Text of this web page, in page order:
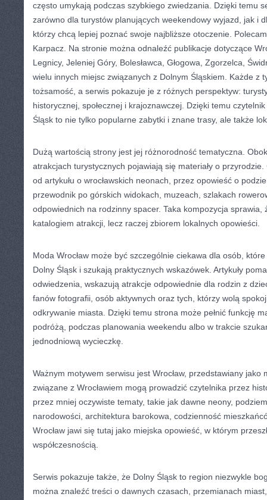
często umykają podczas szybkiego zwiedzania. Dzięki temu
zarówno dla turystów planujących weekendowy wyjazd, jak i
którzy chcą lepiej poznać swoje najbliższe otoczenie.
Karpacz. Na stronie można odnaleźć publikacje dotyczące
Legnicy, Jeleniej Góry, Bolesławca, Głogowa, Zgorzelca,
wielu innych miejsc związanych z Dolnym Śląskiem. Każde z
tożsamość, a serwis pokazuje je z różnych perspektyw:
historycznej, społecznej i krajoznawczej. Dzięki temu
Śląsk to nie tylko popularne zabytki i znane trasy, ale także
Dużą wartością strony jest jej różnorodność tematyczna.
atrakcjach turystycznych pojawiają się materiały o
od artykułu o wrocławskich neonach, przez opowieść o
przewodnik po górskich widokach, muzeach, szlakach
odpowiednich na rodzinny spacer. Taka kompozycja sprawia,
katalogiem atrakcji, lecz raczej zbiorem lokalnych opowieści.
Moda Wrocław może być szczególnie ciekawa dla osób,
Dolny Śląsk i szukają praktycznych wskazówek. Artykuły
odwiedzenia, wskazują atrakcje odpowiednie dla rodzin z
fanów fotografii, osób aktywnych oraz tych, którzy wolą
odkrywanie miasta. Dzięki temu strona może pełnić funkcję
podróżą, podczas planowania weekendu albo w trakcie
jednodniową wycieczkę.
Ważnym motywem serwisu jest Wrocław, przedstawiany jako
związane z Wrocławiem mogą prowadzić czytelnika przez
przez mniej oczywiste tematy, takie jak dawne neony,
narodowości, architektura barokowa, codzienność
Wrocław jawi się tutaj jako miejska opowieść, w którym
współczesnością.
Serwis pokazuje także, że Dolny Śląsk to region niezwykle
można znaleźć treści o dawnych czasach, przemianach